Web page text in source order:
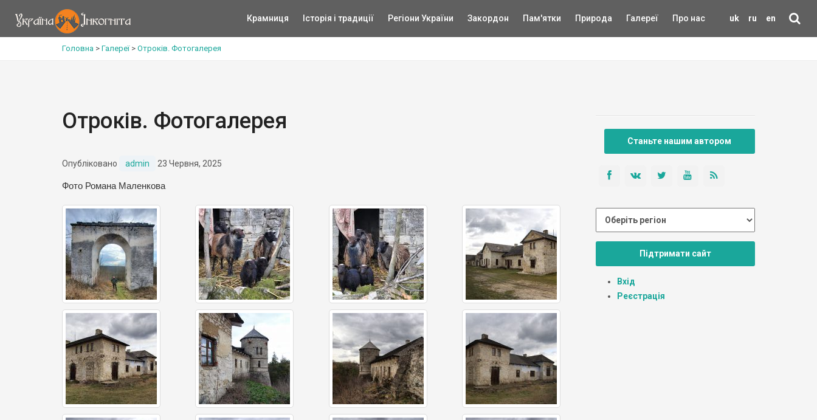
uk ru en
Крамниця Історія і традиції Регіони України Закордон Пам'ятки Природа Галереї Про нас
Головна > Галереї> Отроків. Фотогалерея
Отроків. Фотогалерея
Опубліковано admin 23 Червня, 2025
Фото Романа Маленкова
Станьте нашим автором
Підтримати сайт
Вхід
Реєстрація